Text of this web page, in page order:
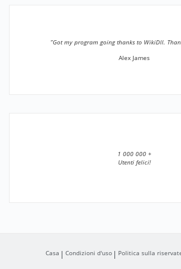
”Got my program going thanks to WikiDll.
Alex James
1 000 000 +
Utenti felici!
Casa Condizioni d'uso Politica sulla